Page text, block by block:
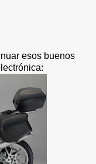
esos buenos